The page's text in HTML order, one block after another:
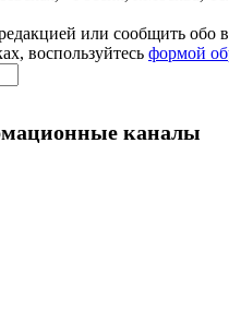
или сообщить обо
воспользуйтесь формой
каналы